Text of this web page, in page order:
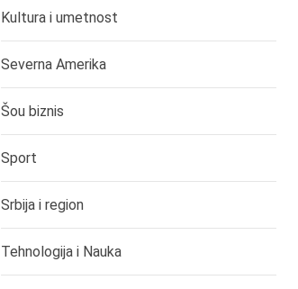
Kultura i umetnost
Severna Amerika
Šou biznis
Sport
Srbija i region
Tehnologija i Nauka